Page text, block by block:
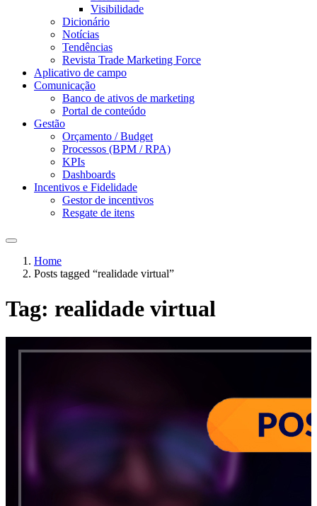
Visibilidade
Dicionário
Notícias
Tendências
Revista Trade Marketing Force
Aplicativo de campo
Comunicação
Banco de ativos de marketing
Portal de conteúdo
Gestão
Orçamento / Budget
Processos (BPM / RPA)
KPIs
Dashboards
Incentivos e Fidelidade
Gestor de incentivos
Resgate de itens
Home
Posts tagged “realidade virtual”
Tag: realidade virtual